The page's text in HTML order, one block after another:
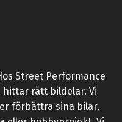
Street Performance
rätt bildelar. Vi
förbättra sina bilar,